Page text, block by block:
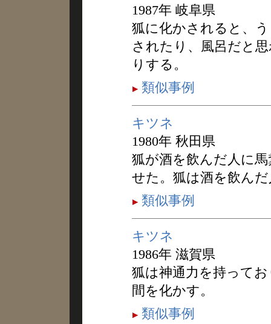
1987年 岐阜県
狐に化かされると、
されたり、風呂だと
りする。
類似事例
キツネ
1980年 秋田県
狐が酒を飲んだ人に
せた。狐は酒を飲ん
類似事例
キツネ
1986年 滋賀県
狐は神通力を持って
間を化かす。
類似事例